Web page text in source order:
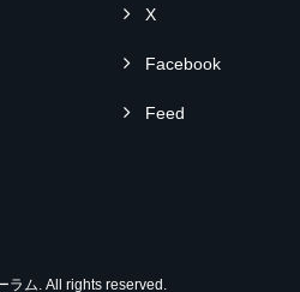
X
Facebook
Feed
ラム. All rights reserved.